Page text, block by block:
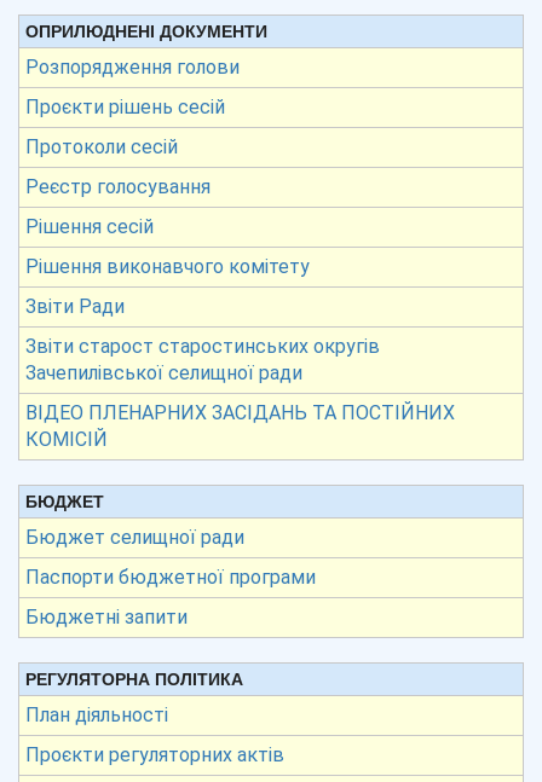
ОПРИЛЮДНЕНІ ДОКУМЕНТИ
Розпорядження голови
Проєкти рішень сесій
Протоколи сесій
Реєстр голосування
Рішення сесій
Рішення виконавчого комітету
Звіти Ради
Звіти старост старостинських округів
Зачепилівської селищної ради
ВІДЕО ПЛЕНАРНИХ ЗАСІДАНЬ ТА ПОСТІЙНИХ
КОМІСІЙ
БЮДЖЕТ
Бюджет селищної ради
Паспорти бюджетної програми
Бюджетні запити
РЕГУЛЯТОРНА ПОЛІТИКА
План діяльності
Проєкти регуляторних актів